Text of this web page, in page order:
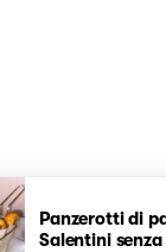
Panzerotti di
Salentini